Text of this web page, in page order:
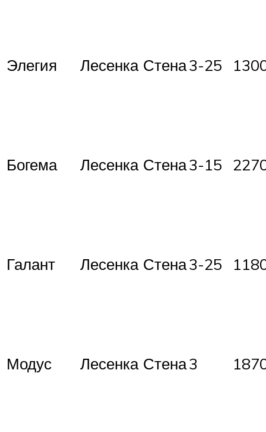
Элегия Лесенка Стена3-25
Богема Лесенка Стена3-15
Галант Лесенка Стена3-25
Модус Лесенка Стена3